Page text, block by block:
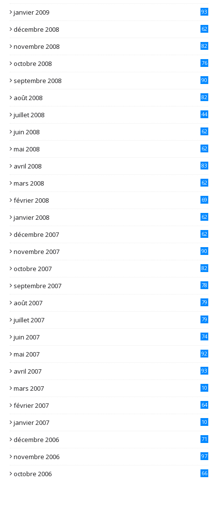
janvier 2009 93
décembre 2008 62
novembre 2008 82
octobre 2008 76
septembre 2008 90
août 2008 82
juillet 2008 44
juin 2008 62
mai 2008 62
avril 2008 83
mars 2008 62
février 2008 69
janvier 2008 62
décembre 2007 62
novembre 2007 90
octobre 2007 82
septembre 2007 78
août 2007 79
juillet 2007 79
juin 2007 74
mai 2007 92
avril 2007 93
mars 2007
10
février 2007 64
janvier 2007
10
décembre 2006 71
novembre 2006 97
octobre 2006 66